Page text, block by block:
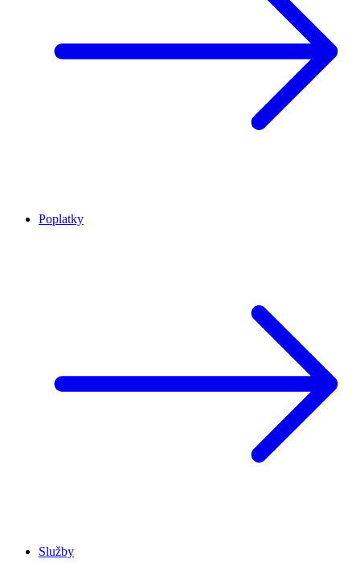
Poplatky
Služby